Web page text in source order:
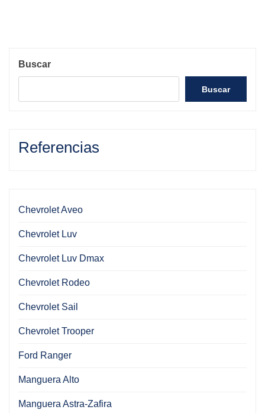
Buscar
Buscar
Referencias
Chevrolet Aveo
Chevrolet Luv
Chevrolet Luv Dmax
Chevrolet Rodeo
Chevrolet Sail
Chevrolet Trooper
Ford Ranger
Manguera Alto
Manguera Astra-Zafira